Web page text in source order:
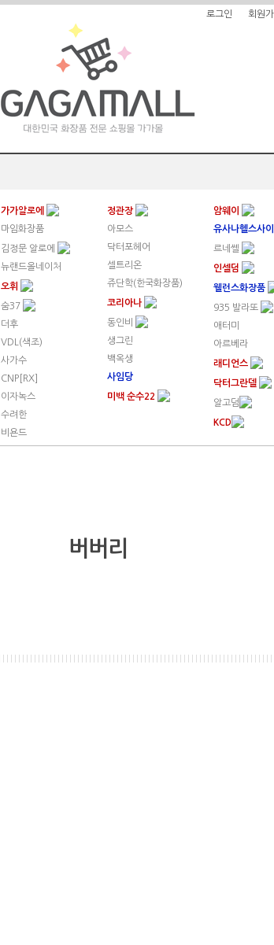
로그인 회원
가가알로에
마임화장품
김정문 알로에
뉴랜드올네이처
오휘
숨37
더후
VDL(색조)
사가수
CNP[RX]
이자녹스
수려한
비욘드
정관장
아모스
닥터포헤어
셀트리온
쥬단학(한국화장품)
코리아나
동인비
생그린
백옥생
사임당
미백 순수22
암웨이
유사나헬스사
르네쎌
인셀덤
웰런스화장품
935 발라또
애터미
아르베라
래디언스
닥터그란델
알고덤
KCD
버버리